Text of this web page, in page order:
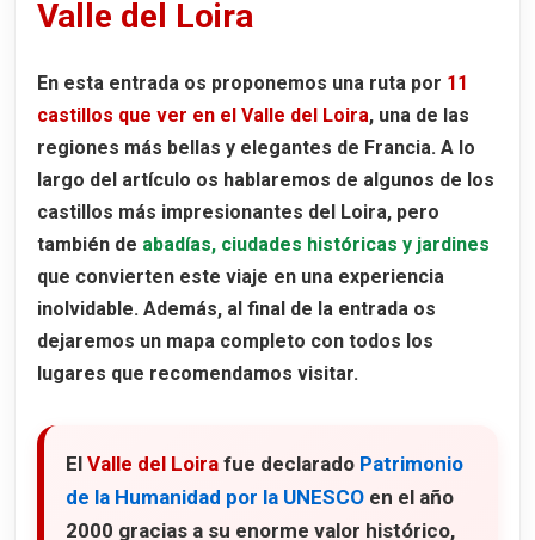
Ver Chenonceau sin pagar
Castillo de Villandry
Los jardines de Villandry
El interior del Château de Villandry
Castillo de Azay-le-Rideau
Valle del Loira
En esta entrada os proponemos una ruta por 11
castillos que ver en el Valle del Loira, una de las
regiones más bellas y elegantes de Francia. A lo
largo del artículo os hablaremos de algunos de los
castillos más impresionantes del Loira, pero
también de abadías, ciudades históricas y jardines
que convierten este viaje en una experiencia
inolvidable. Además, al final de la entrada os
dejaremos un mapa completo con todos los
lugares que recomendamos visitar.
El Valle del Loira fue declarado Patrimonio
de la Humanidad por la UNESCO en el año
2000 gracias a su enorme valor histórico,